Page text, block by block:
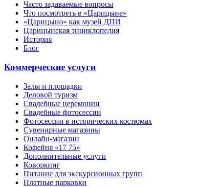
Часто задаваемые вопросы
Что посмотреть в «Царицыне»
«Царицыно» как музей ДПИ
Царицынская энциклопедия
История
Блог
Коммерческие услуги
Залы и площадки
Деловой туризм
Свадебные церемонии
Свадебные фотосессии
Фотосессии в исторических костюмах
Сувенирные магазины
Онлайн-магазин
Кофейня «17 75»
Дополнительные услуги
Коворкинг
Питание для экскурсионных групп
Платные парковки